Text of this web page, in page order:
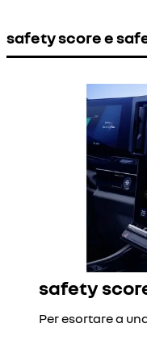
safety score e
safety
Per esortare a